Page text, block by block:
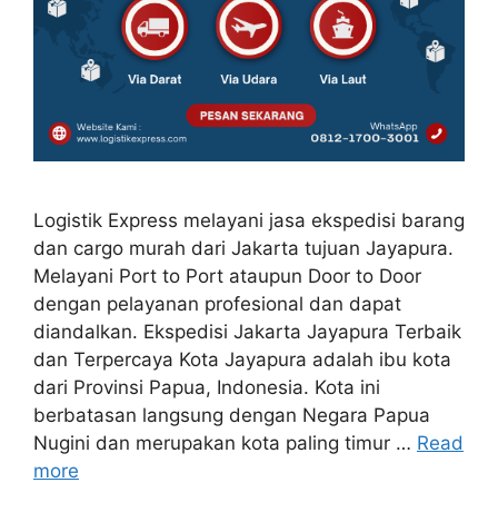
Logistik Express melayani jasa ekspedisi barang
dan cargo murah dari Jakarta tujuan Jayapura.
Melayani Port to Port ataupun Door to Door
dengan pelayanan profesional dan dapat
diandalkan. Ekspedisi Jakarta Jayapura Terbaik
dan Terpercaya Kota Jayapura adalah ibu kota
dari Provinsi Papua, Indonesia. Kota ini
berbatasan langsung dengan Negara Papua
Nugini dan merupakan kota paling timur … Read
more